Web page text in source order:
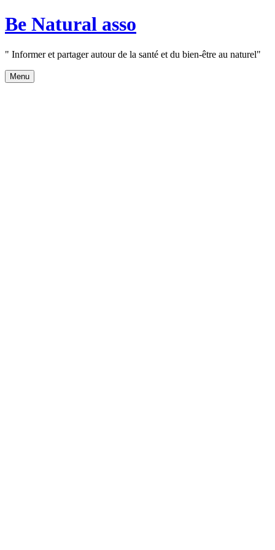
Aller
au
Be Natural asso
" Informer et partager autour de la santé et du bien-être au naturel"
Menu